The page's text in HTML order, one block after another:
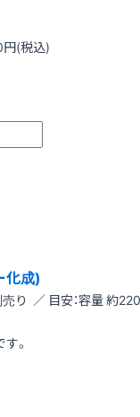
円(税込)
成)
り ／ 目安：容量 約
。